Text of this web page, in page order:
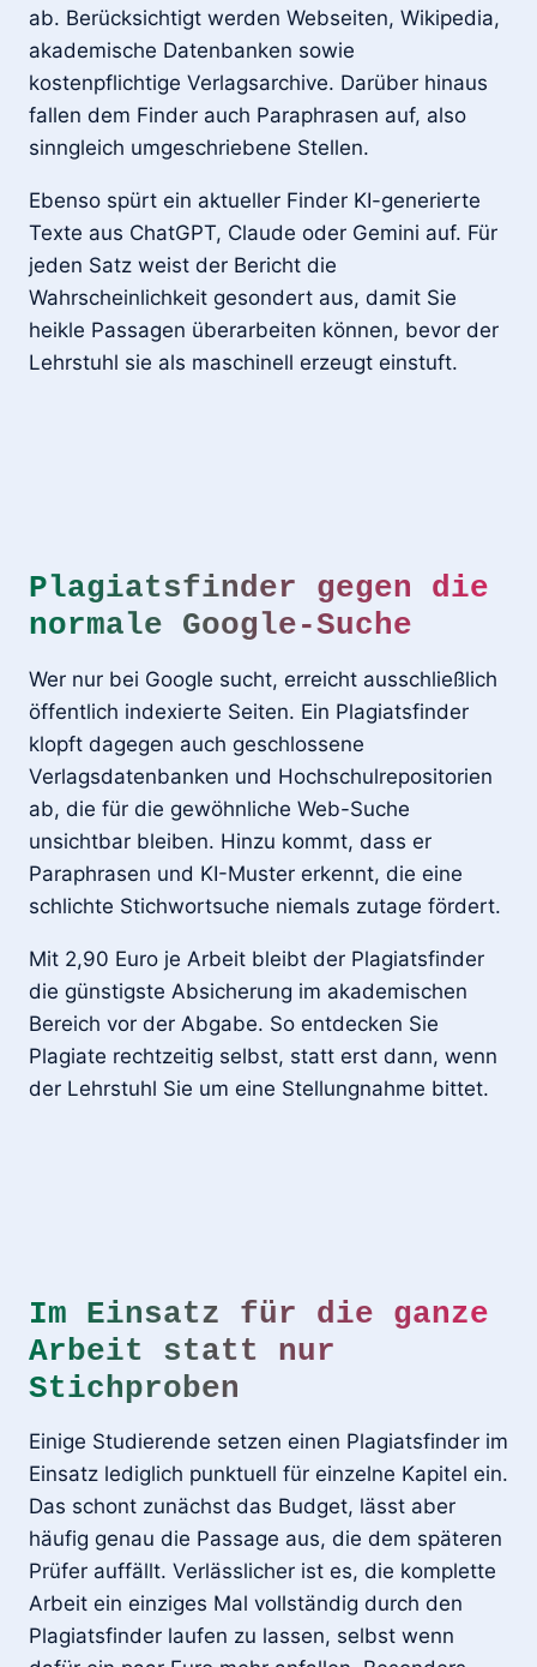
ab. Berücksichtigt werden Webseiten, Wikipedia,
akademische Datenbanken sowie
kostenpflichtige Verlagsarchive. Darüber hinaus
fallen dem Finder auch Paraphrasen auf, also
sinngleich umgeschriebene Stellen.
Ebenso spürt ein aktueller Finder KI-generierte
Texte aus ChatGPT, Claude oder Gemini auf. Für
jeden Satz weist der Bericht die
Wahrscheinlichkeit gesondert aus, damit Sie
heikle Passagen überarbeiten können, bevor der
Lehrstuhl sie als maschinell erzeugt einstuft.
Plagiatsfinder gegen die
normale Google-Suche
Wer nur bei Google sucht, erreicht ausschließlich
öffentlich indexierte Seiten. Ein Plagiatsfinder
klopft dagegen auch geschlossene
Verlagsdatenbanken und Hochschulrepositorien
ab, die für die gewöhnliche Web-Suche
unsichtbar bleiben. Hinzu kommt, dass er
Paraphrasen und KI-Muster erkennt, die eine
schlichte Stichwortsuche niemals zutage fördert.
Mit 2,90 Euro je Arbeit bleibt der Plagiatsfinder
die günstigste Absicherung im akademischen
Bereich vor der Abgabe. So entdecken Sie
Plagiate rechtzeitig selbst, statt erst dann, wenn
der Lehrstuhl Sie um eine Stellungnahme bittet.
Im Einsatz für die ganze
Arbeit statt nur
Stichproben
Einige Studierende setzen einen Plagiatsfinder im
Einsatz lediglich punktuell für einzelne Kapitel ein.
Das schont zunächst das Budget, lässt aber
häufig genau die Passage aus, die dem späteren
Prüfer auffällt. Verlässlicher ist es, die komplette
Arbeit ein einziges Mal vollständig durch den
Plagiatsfinder laufen zu lassen, selbst wenn